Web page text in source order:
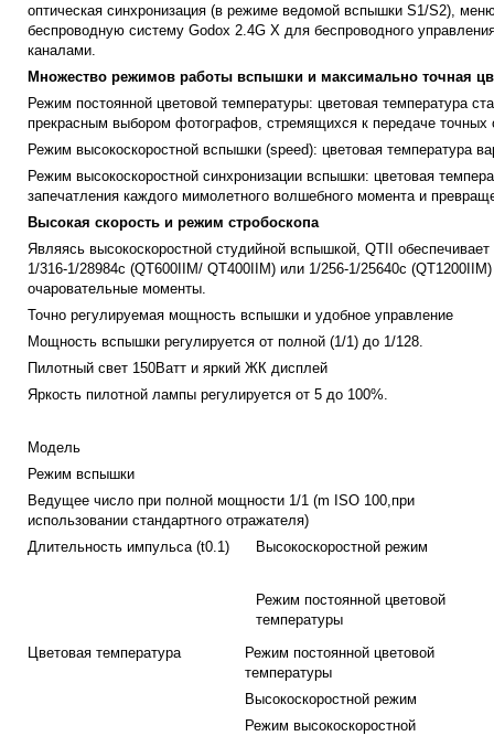
оптическая синхронизация (в режиме ведомой вспышки S1/S2),
беспроводную систему Godox 2.4G X для беспроводного
каналами.
Множество режимов работы вспышки и максимально точная
Режим постоянной цветовой температуры: цветовая температура
прекрасным выбором фотографов, стремящихся к передаче точных
Режим высокоскоростной вспышки (speed): цветовая температура
Режим высокоскоростной синхронизации вспышки: цветовая
запечатления каждого мимолетного волшебного момента и
Высокая скорость и режим стробоскопа
Являясь высокоскоростной студийной вспышкой, QTII
1/316-1/28984с (QT600IIM/ QT400IIM) или 1/256-1/25640с
очаровательные моменты.
Точно регулируемая мощность вспышки и удобное управление
Мощность вспышки регулируется от полной (1/1) до 1/128.
Пилотный свет 150Ватт и яркий ЖК дисплей
Яркость пилотной лампы регулируется от 5 до 100%.
Модель
Режим вспышки
Ведущее число при полной мощности 1/1 (m ISO 100,при
использовании стандартного отражателя)
Длительность импульса (t0.1)
Высокоскоростной режим
Режим постоянной цветовой
температуры
Цветовая температура
Режим постоянной цветовой
температуры
Высокоскоростной режим
Режим высокоскоростной